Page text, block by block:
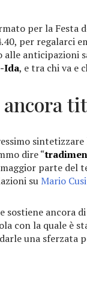
per la Festa
per regalarci
alle anticipazioni
Ida, e tra chi va e
ancora
dire “
parte del
su Mario
sostiene ancora
con la quale è
una sferzata